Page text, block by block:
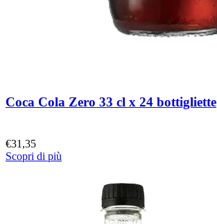
Coca Cola Zero 33 cl x 24 bottigliette
€31,35
Scopri di più